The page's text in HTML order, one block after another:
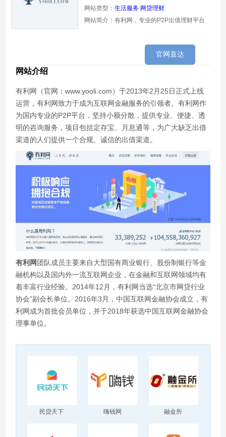
网站类型：生活服务 网贷理财
网站简介：有利网，专业的P2P出借理财平台
官网直达
网站介绍
有利网（官网：www.yooli.com）于2013年2月25日正式上线
运营，有利网致力于成为互联网金融服务的引领者。有利网作
为国内专业的P2P平台，坚持小额分散，提供专业、便捷、透
明的咨询服务，项目包括定存宝、月息通等，为广大缺乏出借
渠道的人们提供一个合规、诚信的出借渠道。
有利网 团队成员主要来自大型国有商业银行、股份制银行等金
融机构以及国内外一流互联网企业，在金融和互联网领域均有
着丰富行业经验。2014年12月，有利网当选“北京市网贷行业
协会”副会长单位。2016年3月，中国互联网金融协会成立，有
利网成为首批会员单位，并于2018年获选中国互联网金融协会
理事单位。
民贷天下 嗨钱网 融金所